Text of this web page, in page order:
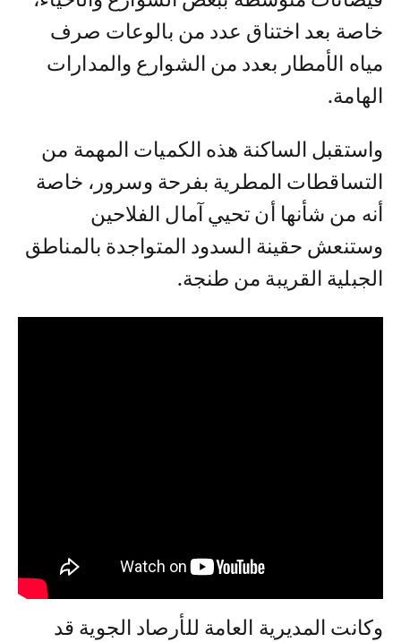
خاصة بعد اختناق عدد من بالوعات صرف
مياه الأمطار بعدد من الشوارع والمدارات
الهامة.
واستقبل الساكنة هذه الكميات المهمة من
التساقطات المطرية بفرحة وسرور، خاصة
أنه من شأنها أن تحيي آمال الفلاحين
وستنعش حقينة السدود المتواجدة بالمناطق
الجبلية القريبة من طنجة.
وكانت المديرية العامة للأرصاد الجوية قد